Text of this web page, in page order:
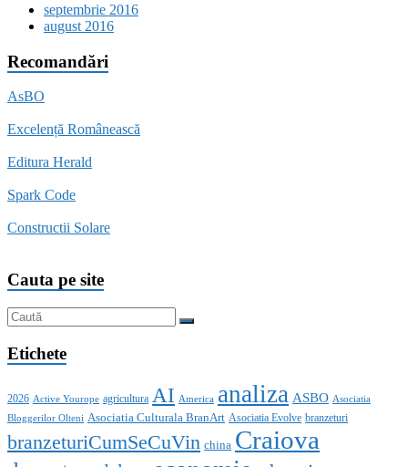
septembrie 2016
august 2016
Recomandări
AsBO
Excelență Românească
Editura Herald
Spark Code
Constructii Solare
Cauta pe site
Etichete
2026 Active Yourope agricultura AI America analiza ASBO Asociatia
Bloggerilor Olteni Asociatia Culturala BranArt Asociatia Evolve branzeturi
branzeturiCumSeCuVin china Craiova